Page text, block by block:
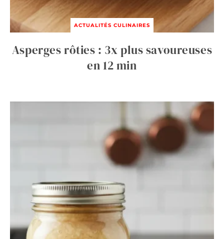
ACTUALITÉS CULINAIRES
Asperges rôties : 3x plus savoureuses
en 12 min